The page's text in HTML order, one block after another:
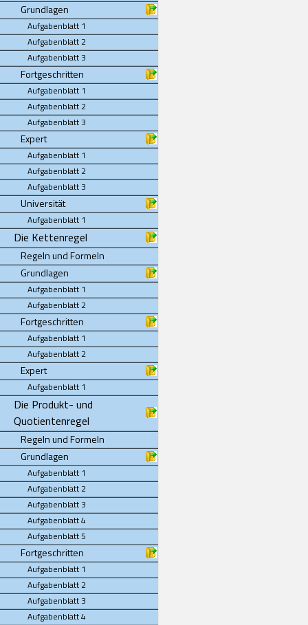
Grundlagen
Aufgabenblatt 1
Aufgabenblatt 2
Aufgabenblatt 3
Fortgeschritten
Aufgabenblatt 1
Aufgabenblatt 2
Aufgabenblatt 3
Expert
Aufgabenblatt 1
Aufgabenblatt 2
Aufgabenblatt 3
Universität
Aufgabenblatt 1
Die Kettenregel
Regeln und Formeln
Grundlagen
Aufgabenblatt 1
Aufgabenblatt 2
Fortgeschritten
Aufgabenblatt 1
Aufgabenblatt 2
Expert
Aufgabenblatt 1
Die Produkt- und
Quotientenregel
Regeln und Formeln
Grundlagen
Aufgabenblatt 1
Aufgabenblatt 2
Aufgabenblatt 3
Aufgabenblatt 4
Aufgabenblatt 5
Fortgeschritten
Aufgabenblatt 1
Aufgabenblatt 2
Aufgabenblatt 3
Aufgabenblatt 4